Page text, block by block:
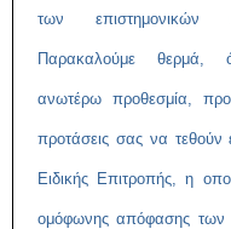
των επιστημονικών
Παρακαλούμε θερμά,
ανωτέρω προθεσμία,
προτάσεις σας να τεθούν
Ειδικής Επιτροπής, η
ομόφωνης απόφασης των